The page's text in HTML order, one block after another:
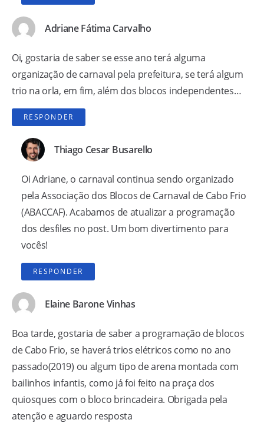
Adriane Fátima Carvalho
Oi, gostaria de saber se esse ano terá alguma
organização de carnaval pela prefeitura, se terá algum
trio na orla, em fim, além dos blocos independentes…
RESPONDER
Thiago Cesar Busarello
Oi Adriane, o carnaval continua sendo organizado
pela Associação dos Blocos de Carnaval de Cabo Frio
(ABACCAF). Acabamos de atualizar a programação
dos desfiles no post. Um bom divertimento para
vocês!
RESPONDER
Elaine Barone Vinhas
Boa tarde, gostaria de saber a programação de blocos
de Cabo Frio, se haverá trios elétricos como no ano
passado(2019) ou algum tipo de arena montada com
bailinhos infantis, como já foi feito na praça dos
quiosques com o bloco brincadeira. Obrigada pela
atenção e aguardo resposta